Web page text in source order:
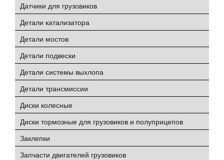
Датчики для грузовиков
Детали катализатора
Детали мостов
Детали подвески
Детали системы выхлопа
Детали трансмиссии
Диски колесные
Диски тормозные для грузовиков и полуприцепов
Заклепки
Запчасти двигателей грузовиков